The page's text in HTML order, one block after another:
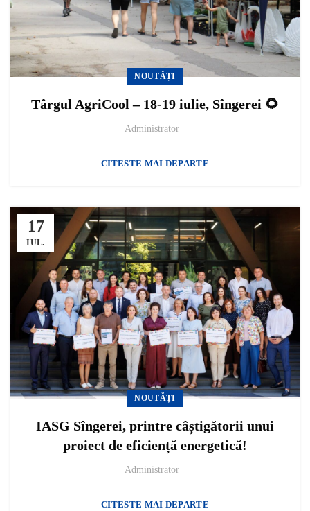
NOUTĂȚI
Târgul AgriCool – 18-19 iulie, Sîngerei 🌻
Administrator
CITESTE MAI DEPARTE
17
IUL.
NOUTĂȚI
IASG Sîngerei, printre câștigătorii unui
proiect de eficiență energetică!
Administrator
CITESTE MAI DEPARTE